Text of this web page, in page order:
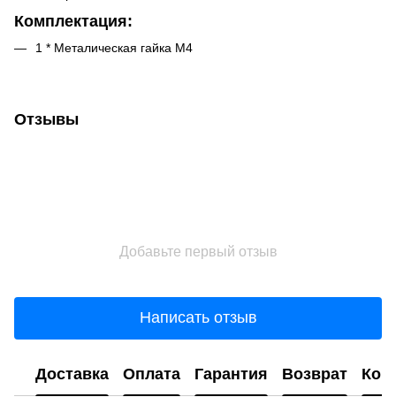
Комплектация:
1 * Металическая гайка M4
Отзывы
Добавьте первый отзыв
Написать отзыв
Доставка Оплата Гарантия Возврат